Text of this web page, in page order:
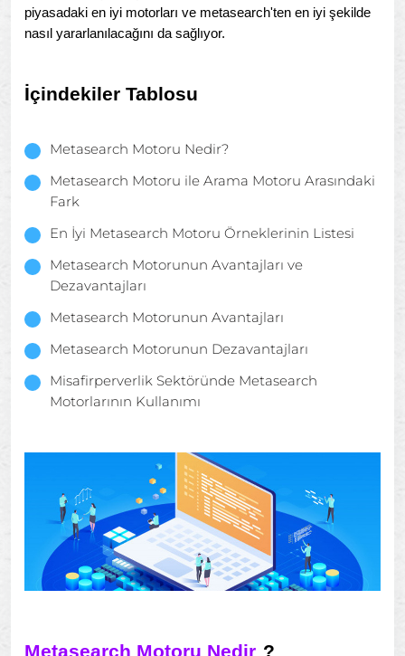
piyasadaki en iyi motorları ve metasearch'ten en iyi şekilde
nasıl yararlanılacağını da sağlıyor.
İçindekiler Tablosu
Metasearch Motoru Nedir?
Metasearch Motoru ile Arama Motoru Arasındaki
Fark
En İyi Metasearch Motoru Örneklerinin Listesi
Metasearch Motorunun Avantajları ve
Dezavantajları
Metasearch Motorunun Avantajları
Metasearch Motorunun Dezavantajları
Misafirperverlik Sektöründe Metasearch
Motorlarının Kullanımı
Metasearch Motoru Nedir ?